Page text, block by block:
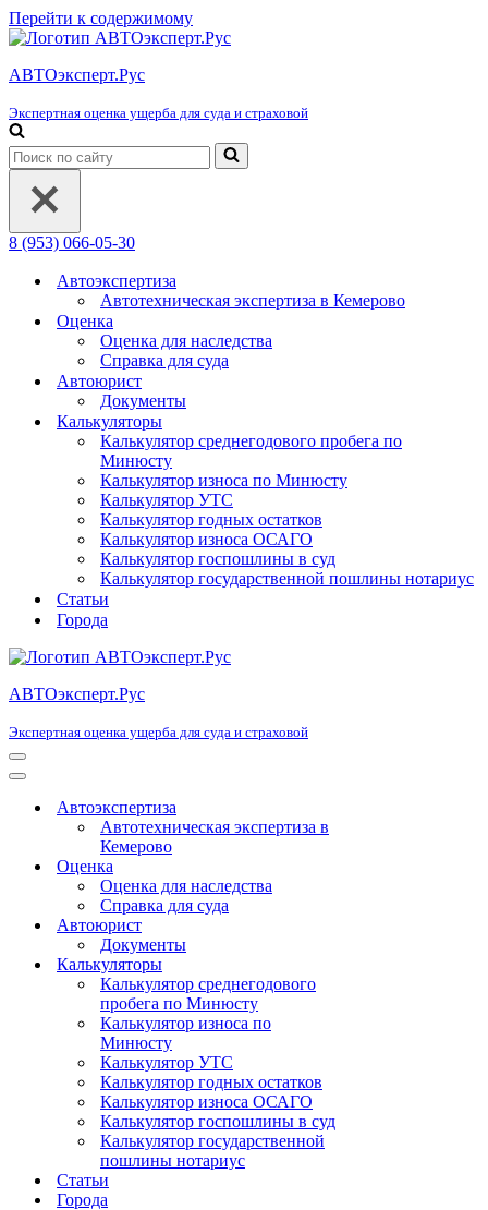
Перейти к содержимому
АВТОэксперт.Рус
Экспертная оценка ущерба для суда и страховой
Искать...
8 (953) 066-05-30
Автоэкспертиза
Автотехническая экспертиза в Кемерово
Оценка
Оценка для наследства
Справка для суда
Автоюрист
Документы
Калькуляторы
Калькулятор среднегодового пробега по
Минюсту
Калькулятор износа по Минюсту
Калькулятор УТС
Калькулятор годных остатков
Калькулятор износа ОСАГО
Калькулятор госпошлины в суд
Калькулятор государственной пошлины нотариус
Статьи
Города
АВТОэксперт.Рус
Экспертная оценка ущерба для суда и страховой
Меню
навигации
Меню
навигацииАвтоэкспертиза
Автотехническая экспертиза в
Кемерово
Оценка
Оценка для наследства
Справка для суда
Автоюрист
Документы
Калькуляторы
Калькулятор среднегодового
пробега по Минюсту
Калькулятор износа по
Минюсту
Калькулятор УТС
Калькулятор годных остатков
Калькулятор износа ОСАГО
Калькулятор госпошлины в суд
Калькулятор государственной
пошлины нотариус
Статьи
Города